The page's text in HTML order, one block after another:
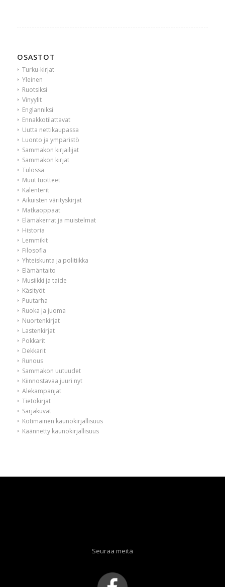
OSASTOT
Turku-kirjat
Yleinen
Ruotsiksi
Vinyylit
Englanniksi
Ennakkotilattavat
Uutta nettikaupassa
Luonto ja ympäristö
Sammakon kirjailijat
Sammakon kirjat
Tulossa
Muut tuotteet
Kalenterit
Aikuisten värityskirjat
Matkaoppaat
Elämäkerrat ja muistelmat
Historia
Lemmikit
Filosofia
Yhteiskunta ja politiikka
Elämäntaito
Musiikki ja taide
Käsityöt
Puutarha
Ruoka ja juoma
Nuortenkirjat
Lastenkirjat
Pokkarit
Dekkarit
Runous
Sammakon uutuudet
Kiinnostavaa juuri nyt
Alekampanjat
Tietokirjat
Sarjakuvat
Kotimainen kaunokirjallisuus
Käännetty kaunokirjallisuus
Seuraa meitä